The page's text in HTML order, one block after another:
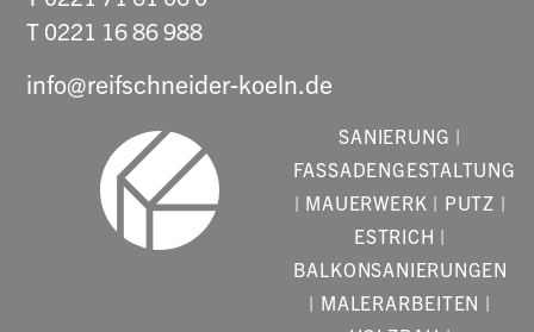
T 0221 16 86 988
info@reifschneider-koeln.de
SANIERUNG |
FASSADENGESTALTUNG
| MAUERWERK | PUTZ |
ESTRICH |
BALKONSANIERUNGEN
| MALERARBEITEN |